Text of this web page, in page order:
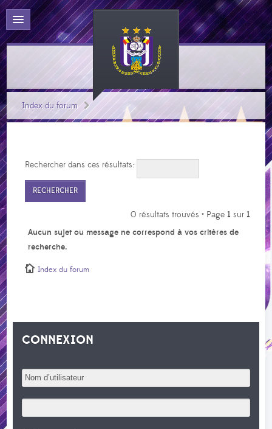
Index du forum
Rechercher dans ces résultats:
0 résultats trouvés • Page 1 sur 1
Aucun sujet ou message ne correspond à vos critères de
recherche.
Index du forum
CONNEXION